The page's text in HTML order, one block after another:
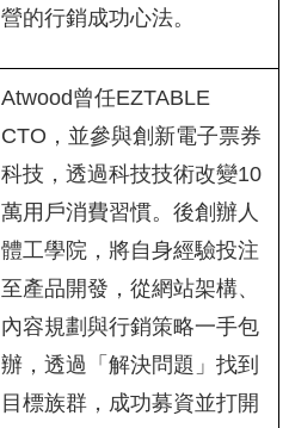
營的行銷成功心法。
Atwood曾任EZTABLE
CTO，並參與創新電子票券
科技，透過科技技術改變10
萬用戶消費習慣。後創辦人
體工學院，將自身經驗投注
至產品開發，從網站架構、
內容規劃與行銷策略一手包
辦，透過「解決問題」找到
目標族群，成功募資並打開